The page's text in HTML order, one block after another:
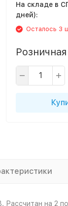
На складе в
дней):
Осталось 3
Рассчитан на 2